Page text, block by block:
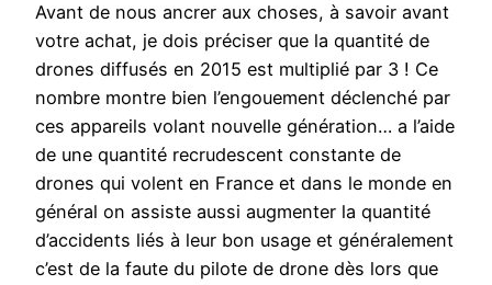
Avant de nous ancrer aux choses, à savoir avant
votre achat, je dois préciser que la quantité de
drones diffusés en 2015 est multiplié par 3 ! Ce
nombre montre bien l’engouement déclenché par
ces appareils volant nouvelle génération… a l’aide
de une quantité recrudescent constante de
drones qui volent en France et dans le monde en
général on assiste aussi augmenter la quantité
d’accidents liés à leur bon usage et généralement
c’est de la faute du pilote de drone dès lors que